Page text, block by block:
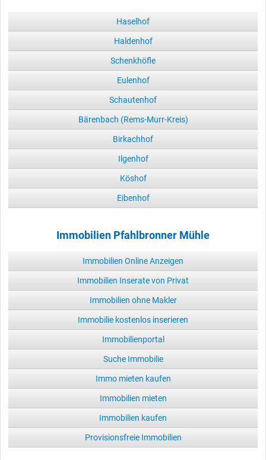
Haselhof
Haldenhof
Schenkhöfle
Eulenhof
Schautenhof
Bärenbach (Rems-Murr-Kreis)
Birkachhof
Ilgenhof
Köshof
Eibenhof
Immobilien Pfahlbronner Mühle
Immobilien Online Anzeigen
Immobilien Inserate von Privat
Immobilien ohne Makler
Immobilie kostenlos inserieren
Immobilienportal
Suche Immobilie
Immo mieten kaufen
Immobilien mieten
Immobilien kaufen
Provisionsfreie Immobilien